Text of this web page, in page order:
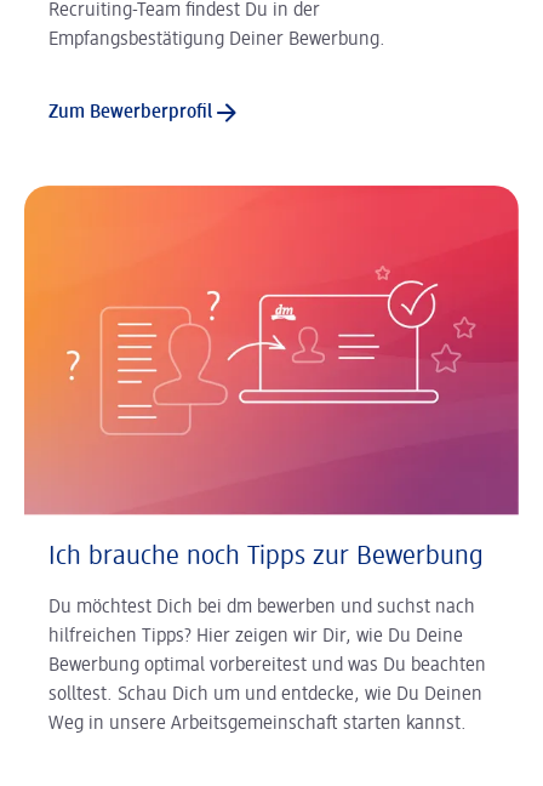
Recruiting-Team findest Du in der
Empfangsbestätigung Deiner Bewerbung.
Zum Bewerberprofil
Ich brauche noch Tipps zur Bewerbung
Du möchtest Dich bei dm bewerben und suchst nach
hilfreichen Tipps? Hier zeigen wir Dir, wie Du Deine
Bewerbung optimal vorbereitest und was Du beachten
solltest. Schau Dich um und entdecke, wie Du Deinen
Weg in unsere Arbeitsgemeinschaft starten kannst.